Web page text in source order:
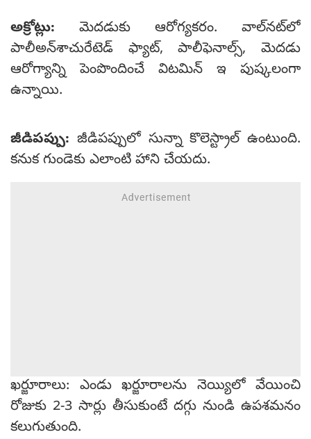
అక్రోట్లు: మెదడుకు ఆరోగ్యకరం. వాల్‌నట్‌లో
పాలీఅన్‌శాచురేటెడ్ ఫ్యాట్, పాలీఫెనాల్స్, మెదడు
ఆరోగ్యాన్ని పెంపొందించే విటమిన్ ఇ పుష్కలంగా
ఉన్నాయి.
జీడిపప్పు: జీడిపప్పులో సున్నా కొలెస్ట్రాల్ ఉంటుంది.
కనుక గుండెకు ఎలాంటి హాని చేయదు.
ఖర్జూరాలు: ఎండు ఖర్జూరాలను నెయ్యిలో వేయించి
రోజుకు 2-3 సార్లు తీసుకుంటే దగ్గు నుండి ఉపశమనం
కలుగుతుంది.